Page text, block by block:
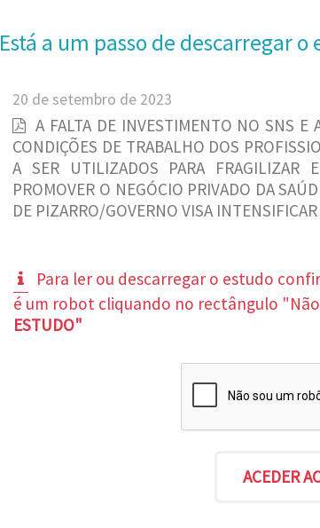
Está a um passo de descarregar o
20 de setembro de 2023
A FALTA DE INVESTIMENTO NO SNS E
CONDIÇÕES DE TRABALHO DOS
A SER UTILIZADOS PARA FRAGILIZAR
PROMOVER O NEGÓCIO PRIVADO DA
DE PIZARRO/GOVERNO VISA
Para ler ou descarregar o estudo
é um robot cliquando no rectângulo
ESTUDO"